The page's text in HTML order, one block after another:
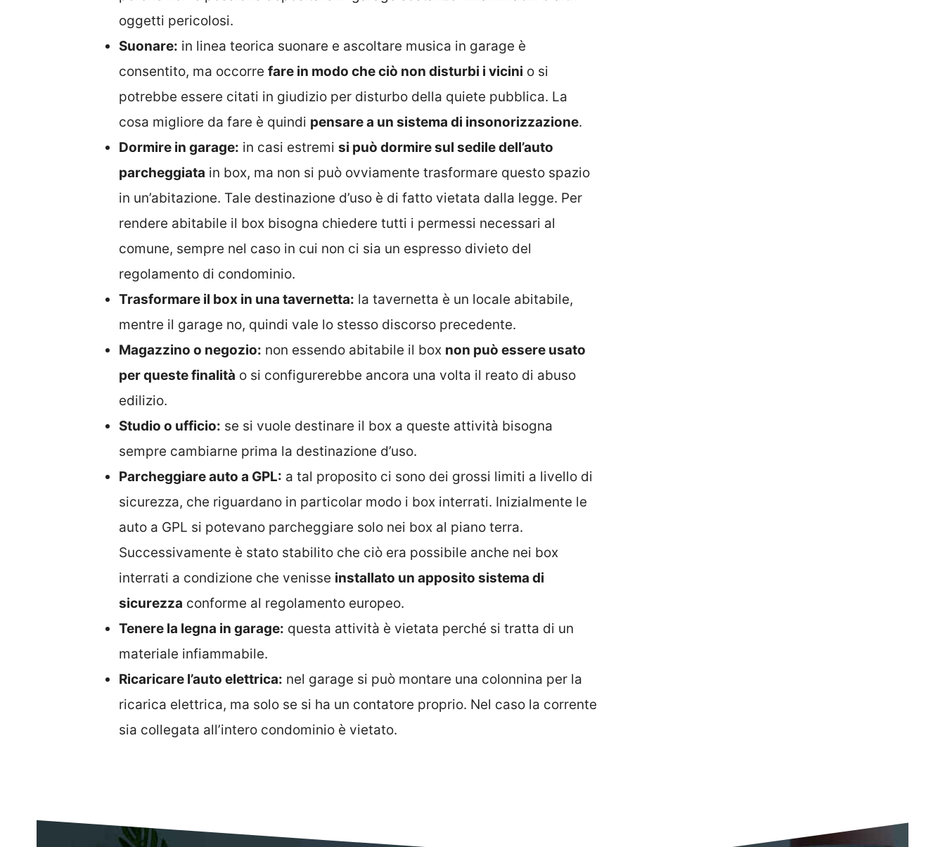
oggetti pericolosi.
Suonare: in linea teorica suonare e ascoltare musica in garage è
consentito, ma occorre fare in modo che ciò non disturbi i vicini o si
potrebbe essere citati in giudizio per disturbo della quiete pubblica. La
cosa migliore da fare è quindi pensare a un sistema di insonorizzazione.
Dormire in garage: in casi estremi si può dormire sul sedile dell’auto
parcheggiata in box, ma non si può ovviamente trasformare questo spazio
in un’abitazione. Tale destinazione d’uso è di fatto vietata dalla legge. Per
rendere abitabile il box bisogna chiedere tutti i permessi necessari al
comune, sempre nel caso in cui non ci sia un espresso divieto del
regolamento di condominio.
Trasformare il box in una tavernetta: la tavernetta è un locale abitabile,
mentre il garage no, quindi vale lo stesso discorso precedente.
Magazzino o negozio: non essendo abitabile il box non può essere usato
per queste finalità o si configurerebbe ancora una volta il reato di abuso
edilizio.
Studio o ufficio: se si vuole destinare il box a queste attività bisogna
sempre cambiarne prima la destinazione d’uso.
Parcheggiare auto a GPL: a tal proposito ci sono dei grossi limiti a livello di
sicurezza, che riguardano in particolar modo i box interrati. Inizialmente le
auto a GPL si potevano parcheggiare solo nei box al piano terra.
Successivamente è stato stabilito che ciò era possibile anche nei box
interrati a condizione che venisse installato un apposito sistema di
sicurezza conforme al regolamento europeo.
Tenere la legna in garage: questa attività è vietata perché si tratta di un
materiale infiammabile.
Ricaricare l’auto elettrica: nel garage si può montare una colonnina per la
ricarica elettrica, ma solo se si ha un contatore proprio. Nel caso la corrente
sia collegata all’intero condominio è vietato.